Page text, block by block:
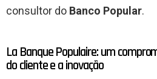
consultor do Banco Popular.
La Banque Populaire: um
do cliente e a inovação